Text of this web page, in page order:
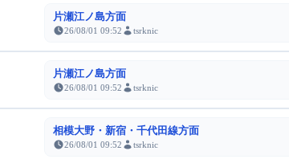
片瀬江ノ島方面
26/08/01 09:52 tsrknic
片瀬江ノ島方面
26/08/01 09:52 tsrknic
相模大野・新宿・千代田線方面
26/08/01 09:52 tsrknic